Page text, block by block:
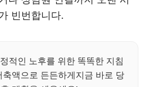
빈번합니다.
적인 노후를 위한 똑똑한 지침
액으로 든든하게지금 바로 당